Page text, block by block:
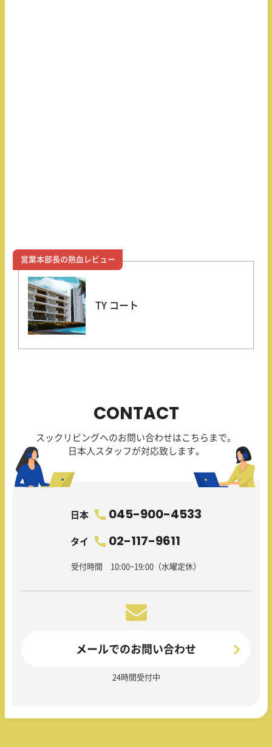
営業本部長の熱血レビュー
TY コート
CONTACT
スックリビングへのお問い合わせはこちらまで。
日本人スタッフが対応致します。
日本 045-900-4533
タイ 02-117-9611
受付時間 10:00~19:00（水曜定休）
メールでのお問い合わせ
24時間受付中